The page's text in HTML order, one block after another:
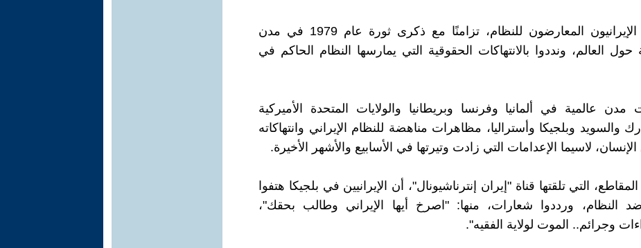
تظاهر الإيرانيون المعارضون للنظام، تزامنًا مع ذكرى ثورة عام 1979 في مدن
حول العالم، ونددوا بالانتهاكات الحقوقية التي يمارسها النظام الحاكم في
عالمية في ألمانيا وفرنسا وبريطانيا والولايات المتحدة الأميركية
والسويد وبلجيكا وأستراليا، مظاهرات مناهضة للنظام الإيراني وانتهاكاته
لاسيما الإعدامات التي زادت وتيرتها في الأسابيع والأشهر الأخيرة.
التي تلقتها قناة "إيران إنترناشيونال"، أن الإيرانيين في بلجيكا هتفوا
ضد النظام، ورددوا شعارات، منها: "اصرخ أيها الإيراني وطالب بحقك"،
وجرائم.. الموت لولاية الفقيه".